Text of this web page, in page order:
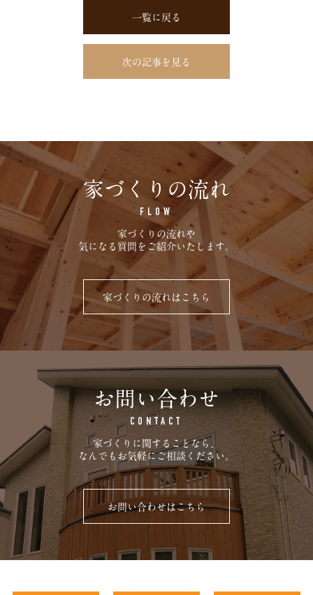
一覧に戻る
次の記事を見る
家づくりの流れ
FLOW
家づくりの流れや
気になる質問をご紹介いたします。
家づくりの流れはこちら
お問い合わせ
CONTACT
家づくりに関することなら、
なんでもお気軽にご相談ください。
お問い合わせはこちら